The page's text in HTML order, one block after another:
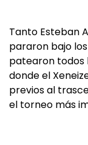
Tanto Esteban
pararon bajo
patearon todos
donde el
previos al
el torneo más